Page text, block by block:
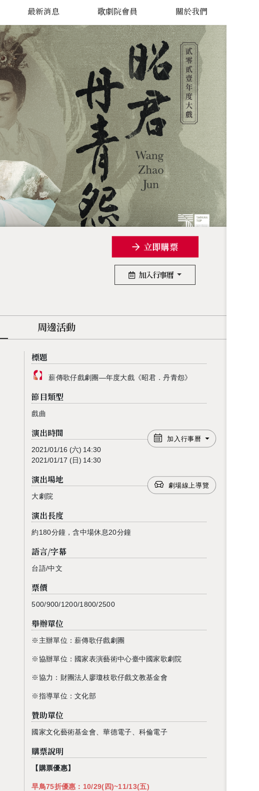
最新消息 歌劇院會員 關於我們
立即購票
加入行事曆
周邊活動
標題
薪傳歌仔戲劇團—年度大戲《昭君．丹青怨》
節目類型
戲曲
演出時間
2021/01/16 (六) 14:30
2021/01/17 (日) 14:30
加入行事曆
演出場地
大劇院
劇場線上導覽
演出長度
約180分鐘，含中場休息20分鐘
語言/字幕
台語/中文
票價
500/900/1200/1800/2500
舉辦單位
※主辦單位：薪傳歌仔戲劇團
※協辦單位：國家表演藝術中心臺中國家歌劇院
※協力： 財團法人廖瓊枝歌仔戲文教基金會
※指導單位：文化部
贊助單位
國家文化藝術基金會、華德電子、科倫電子
購票說明
【購票優惠】
早鳥75折優惠： 10/29( 四)~11/13(五)